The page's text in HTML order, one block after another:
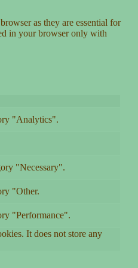
as they are essential for
in your browser only with
"Analytics".
"Necessary".
"Other.
"Performance".
It does not store any